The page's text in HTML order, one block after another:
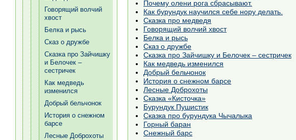
Почему олени рога сбрасывают.
Как бурундук научился себе нору делать.
Сказка про медведя
Говорящий волчий хвост
Белка и рысь
Сказ о дружбе
Сказка про Зайчишку и Белочек – сестричек
Как медведь изменился
Добрый бельчонок
История о снежном барсе
Лесные Доброхоты
Сказка «Кисточка»
Бурундук Пушистик
Сказка про бурундука Чычалыка
Горный баран
Снежный барс
Говорящий волчий
хвост
Белка и рысь
Сказ о дружбе
Сказка про Зайчишку
и Белочек –
сестричек
Как медведь
изменился
Добрый бельчонок
История о снежном
барсе
Лесные Доброхоты